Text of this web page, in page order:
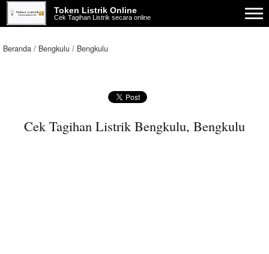
Token Listrik Online
Cek Tagihan Listrik secara online
Beranda Bengkulu Bengkulu
Cek Tagihan Listrik Bengkulu, Bengkulu